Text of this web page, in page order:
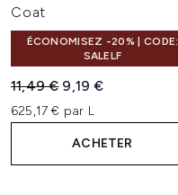
Coat
ÉCONOMISEZ -20% | CODE:
SALELF
Prix de vente :
11,49 € Prix ​​actuel :
9,19 €
625,17 € par L
ACHETER